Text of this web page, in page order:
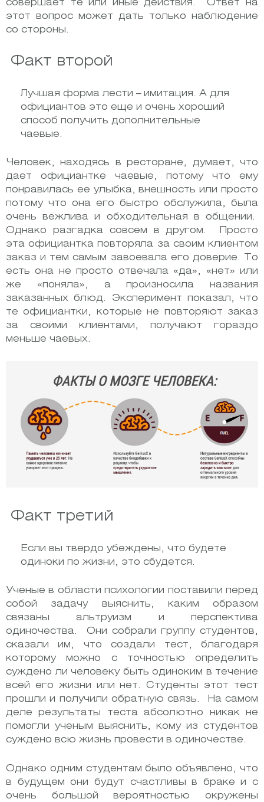
совершает те или иные действия. Ответ на
этот вопрос может дать только наблюдение
со стороны.
Факт второй
Лучшая форма лести – имитация. А для
официантов это еще и очень хороший
способ получить дополнительные
чаевые.
Человек, находясь в ресторане, думает, что
дает официантке чаевые, потому что ему
понравилась ее улыбка, внешность или просто
потому что она его быстро обслужила, была
очень вежлива и обходительная в общении.
Однако разгадка совсем в другом. Просто
эта официантка повторяла за своим клиентом
заказ и тем самым завоевала его доверие. То
есть она не просто отвечала «да», «нет» или
же «поняла», а произносила названия
заказанных блюд. Эксперимент показал, что
те официантки, которые не повторяют заказ
за своими клиентами, получают гораздо
меньше чаевых.
Факт третий
Если вы твердо убеждены, что будете
одиноки по жизни, это сбудется.
Ученые в области психологии поставили перед
собой задачу выяснить, каким образом
связаны альтруизм и перспектива
одиночества. Они собрали группу студентов,
сказали им, что создали тест, благодаря
которому можно с точностью определить
суждено ли человеку быть одиноким в течение
всей его жизни или нет. Студенты этот тест
прошли и получили обратную связь. На самом
деле результаты теста абсолютно никак не
помогли ученым выяснить, кому из студентов
суждено всю жизнь провести в одиночестве.
Однако одним студентам было объявлено, что
в будущем они будут счастливы в браке и с
очень большой вероятностью окружены